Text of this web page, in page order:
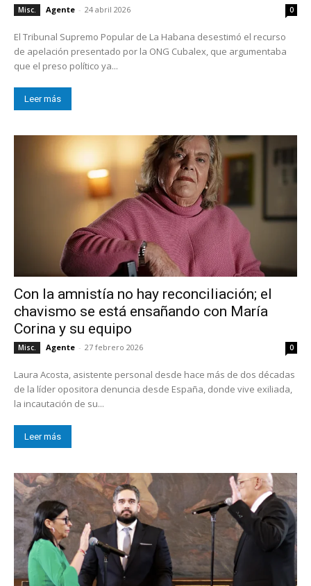
Misc. Agente - 24 abril 2026 0
El Tribunal Supremo Popular de La Habana desestimó el recurso
de apelación presentado por la ONG Cubalex, que argumentaba
que el preso político ya...
Leer más
Con la amnistía no hay reconciliación; el
chavismo se está ensañando con María
Corina y su equipo
Misc. Agente - 27 febrero 2026 0
Laura Acosta, asistente personal desde hace más de dos décadas
de la líder opositora denuncia desde España, donde vive exiliada,
la incautación de su...
Leer más